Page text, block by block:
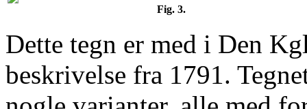
Fig. 3.
Dette tegn er med i Den
beskrivelse fra 1791.